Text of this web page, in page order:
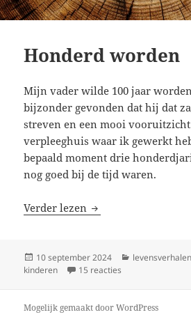
Honderd worden
Mijn vader wilde 100 jaar
bijzonder gevonden dat hij dat
streven en een mooi
verpleeghuis waar ik gewerkt
bepaald moment drie
nog goed bij de tijd waren.
Verder lezen Honderd worden
Geplaatst
op
10 september 2024 Categorieën
kinderen
15 reacties
Mogelijk gemaakt door WordPress